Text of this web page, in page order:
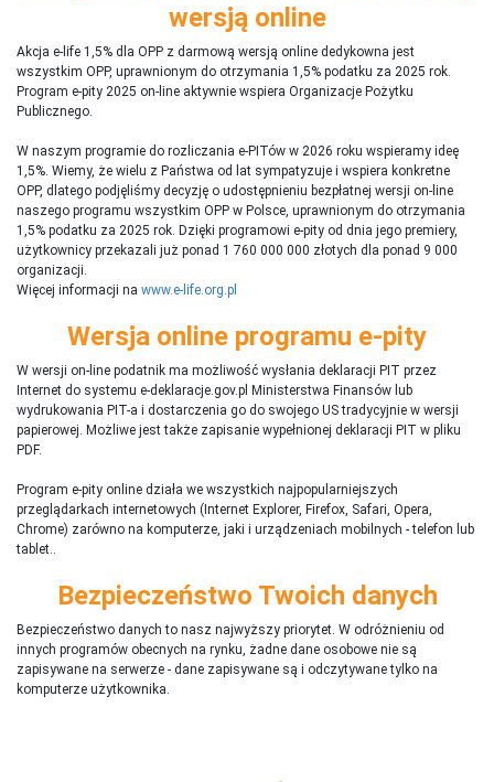
wersją online
Akcja e-life 1,5% dla OPP z darmową wersją online dedykowna jest
wszystkim OPP, uprawnionym do otrzymania 1,5% podatku za 2025 rok.
Program e-pity 2025 on-line aktywnie wspiera Organizacje Pożytku
Publicznego.
W naszym programie do rozliczania e-PITów w 2026 roku wspieramy ideę
1,5%. Wiemy, że wielu z Państwa od lat sympatyzuje i wspiera konkretne
OPP, dlatego podjęliśmy decyzję o udostępnieniu bezpłatnej wersji on-line
naszego programu wszystkim OPP w Polsce, uprawnionym do otrzymania
1,5% podatku za 2025 rok. Dzięki programowi e-pity od dnia jego premiery,
użytkownicy przekazali już ponad 1 760 000 000 złotych dla ponad 9 000
organizacji.
Więcej informacji na www.e-life.org.pl
Wersja online programu e-pity
W wersji on-line podatnik ma możliwość wysłania deklaracji PIT przez
Internet do systemu e-deklaracje.gov.pl Ministerstwa Finansów lub
wydrukowania PIT-a i dostarczenia go do swojego US tradycyjnie w wersji
papierowej. Możliwe jest także zapisanie wypełnionej deklaracji PIT w pliku
PDF.
Program e-pity online działa we wszystkich najpopularniejszych
przeglądarkach internetowych (Internet Explorer, Firefox, Safari, Opera,
Chrome) zarówno na komputerze, jaki i urządzeniach mobilnych - telefon lub
tablet..
Bezpieczeństwo Twoich danych
Bezpieczeństwo danych to nasz najwyższy priorytet. W odróżnieniu od
innych programów obecnych na rynku, żadne dane osobowe nie są
zapisywane na serwerze - dane zapisywane są i odczytywane tylko na
komputerze użytkownika.